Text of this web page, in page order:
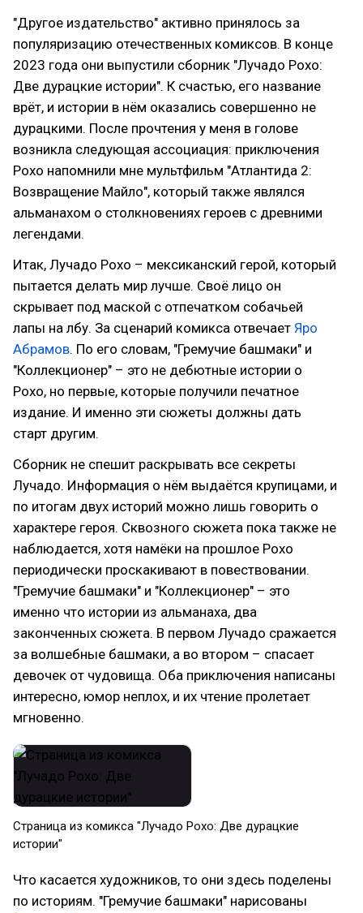
"Другое издательство" активно принялось за
популяризацию отечественных комиксов. В конце
2023 года они выпустили сборник "Лучадо Рохо:
Две дурацкие истории". К счастью, его название
врёт, и истории в нём оказались совершенно не
дурацкими. После прочтения у меня в голове
возникла следующая ассоциация: приключения
Рохо напомнили мне мультфильм "Атлантида 2:
Возвращение Майло", который также являлся
альманахом о столкновениях героев с древними
легендами.
Итак, Лучадо Рохо – мексиканский герой, который
пытается делать мир лучше. Своё лицо он
скрывает под маской с отпечатком собачьей
лапы на лбу. За сценарий комикса отвечает Яро
Абрамов. По его словам, "Гремучие башмаки" и
"Коллекционер" – это не дебютные истории о
Рохо, но первые, которые получили печатное
издание. И именно эти сюжеты должны дать
старт другим.
Сборник не спешит раскрывать все секреты
Лучадо. Информация о нём выдаётся крупицами, и
по итогам двух историй можно лишь говорить о
характере героя. Сквозного сюжета пока также не
наблюдается, хотя намёки на прошлое Рохо
периодически проскакивают в повествовании.
"Гремучие башмаки" и "Коллекционер" – это
именно что истории из альманаха, два
законченных сюжета. В первом Лучадо сражается
за волшебные башмаки, а во втором – спасает
девочек от чудовища. Оба приключения написаны
интересно, юмор неплох, и их чтение пролетает
мгновенно.
Страница из комикса "Лучадо Рохо: Две дурацкие
истории"
Что касается художников, то они здесь поделены
по историям. "Гремучие башмаки" нарисованы